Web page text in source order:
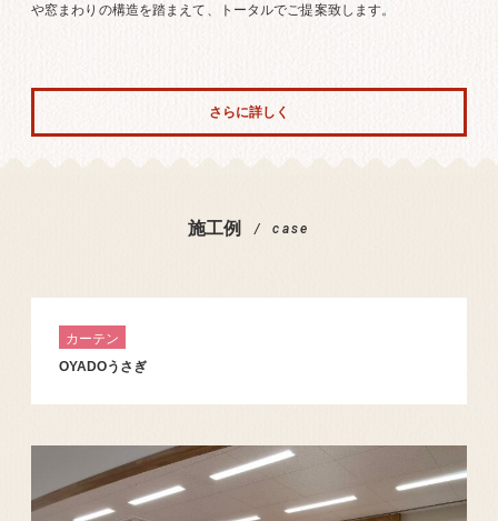
や窓まわりの構造を踏まえて、トータルでご提案致します。
さらに詳しく
施工例 case
カーテン
OYADOうさぎ